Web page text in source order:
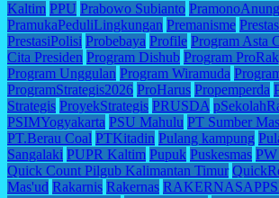
Kaltim PPU Prabowo Subianto PramonoAnung
PramukaPeduliLingkungan Premanisme
PrestasiPolisi Probebaya Profile Program Asta
Cita Presiden Program Dishub Program
Program Unggulan Program Wiramuda
ProgramStrategis2026 ProHarus Propemperda
Strategis ProyekStrategis PRUSDA
PSIMYogyakarta PSU Mahulu PT Sumber
PT.Berau Coal PTKitadin Pulang kampung
Sangalaki PUPR Kaltim Pupuk Puskesmas
Quick Count Pilgub Kalimantan Timur
Mas'ud Rakarnis Rakernas